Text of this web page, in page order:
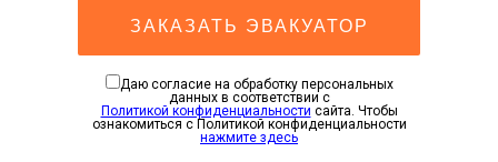
ЗАКАЗАТЬ ЭВАКУАТОР
Даю согласие на обработку персональных
данных в соответствии с
Политикой конфиденциальности сайта. Чтобы
ознакомиться с Политикой конфиденциальности
нажмите здесь